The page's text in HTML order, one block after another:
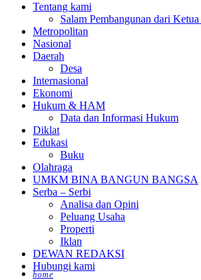
Tentang kami
Salam Pembangunan dari
Metropolitan
Nasional
Daerah
Desa
Internasional
Ekonomi
Hukum & HAM
Data dan Informasi Hukum
Diklat
Edukasi
Buku
Olahraga
UMKM BINA BANGUN BANGSA
Serba – Serbi
Analisa dan Opini
Peluang Usaha
Properti
Iklan
DEWAN REDAKSI
Hubungi kami
home